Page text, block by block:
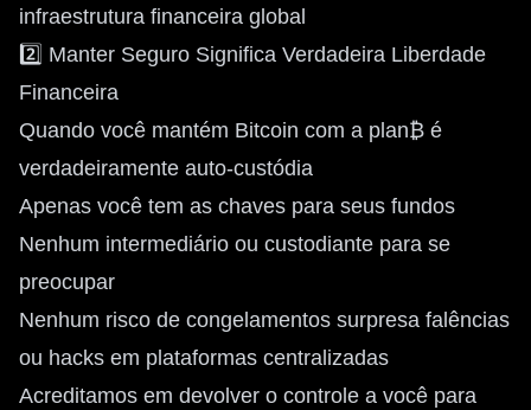
infraestrutura financeira global
2️⃣ Manter Seguro Significa Verdadeira Liberdade
Financeira
Quando você mantém Bitcoin com a plan₿ é
verdadeiramente auto-custódia
Apenas você tem as chaves para seus fundos
Nenhum intermediário ou custodiante para se
preocupar
Nenhum risco de congelamentos surpresa falências
ou hacks em plataformas centralizadas
Acreditamos em devolver o controle a você para